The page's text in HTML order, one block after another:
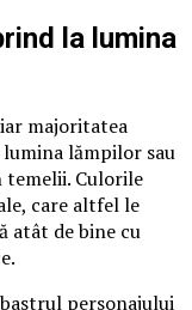
la lumina
majoritatea
lămpilor sau
temelii. Culorile
care altfel le
atât de bine cu
personajului